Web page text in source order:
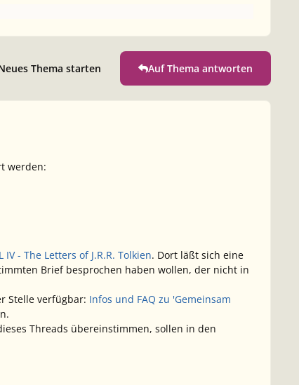
Thema starten Auf Thema antworten
werden:
IV - The Letters of J.R.R. Tolkien. Dort läßt sich eine
Brief besprochen haben wollen, der nicht in
Stelle verfügbar: Infos und FAQ zu 'Gemeinsam
Threads übereinstimmen, sollen in den